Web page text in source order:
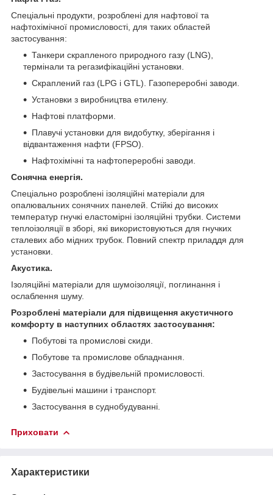
Спеціальні продукти, розроблені для нафтової та
нафтохімічної промисловості, для таких областей
застосування:
Танкери скрапленого природного газу (LNG),
термінали та регазифікаційні установки.
Скраплений газ (LPG і GTL). Газопереробні заводи.
Установки з виробництва етилену.
Нафтові платформи.
Плавучі установки для видобутку, зберігання і
відвантаження нафти (FPSO).
Нафтохімічні та нафтопереробні заводи.
Сонячна енергія.
Спеціально розроблені ізоляційні матеріали для
опалювальних сонячних панелей. Стійкі до високих
температур гнучкі еластомірні ізоляційні трубки. Системи
теплоізоляції в зборі, які використовуються для гнучких
сталевих або мідних трубок. Повний спектр приладдя для
установки.
Акустика.
Ізоляційні матеріали для шумоізоляції, поглинання і
ослаблення шуму.
Розроблені матеріали для підвищення акустичного
комфорту в наступних областях застосування:
Побутові та промислові скиди.
Побутове та промислове обладнання.
Застосування в будівельній промисловості.
Будівельні машини і транспорт.
Застосування в суднобудуванні.
Приховати
Характеристики